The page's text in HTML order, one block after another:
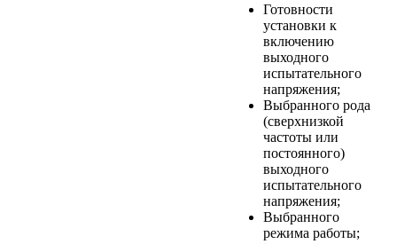
Готовности
установки к
включению
выходного
испытательного
напряжения;
Выбранного рода
(сверхнизкой
частоты или
постоянного)
выходного
испытательного
напряжения;
Выбранного
режима работы;